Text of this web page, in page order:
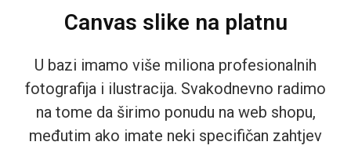
Canvas slike na platnu
U bazi imamo više miliona profesionalnih
fotografija i ilustracija. Svakodnevno radimo
na tome da širimo ponudu na web shopu,
međutim ako imate neki specifičan zahtjev